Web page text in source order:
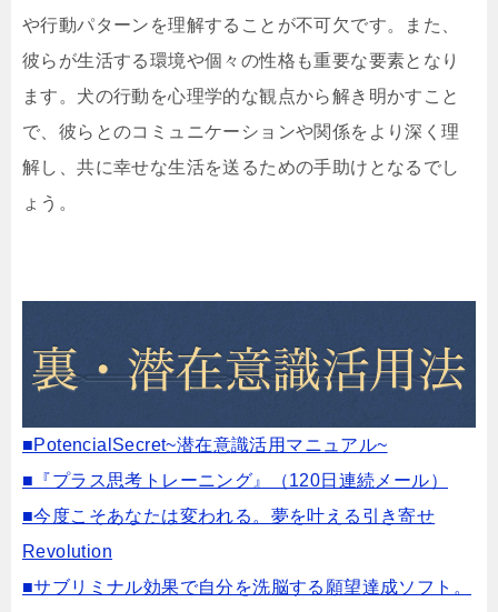
や行動パターンを理解することが不可欠です。また、
彼らが生活する環境や個々の性格も重要な要素となり
ます。犬の行動を心理学的な観点から解き明かすこと
で、彼らとのコミュニケーションや関係をより深く理
解し、共に幸せな生活を送るための手助けとなるでし
ょう。
■PotencialSecret~潜在意識活用マニュアル~
■『プラス思考トレーニング』（120日連続メール）
■今度こそあなたは変われる。夢を叶える引き寄せ
Revolution
■サブリミナル効果で自分を洗脳する願望達成ソフト。